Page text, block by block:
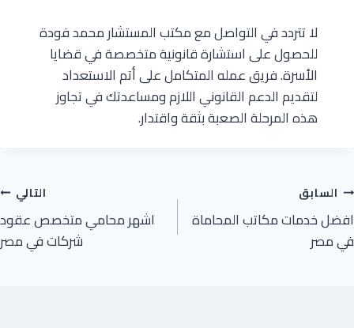
لا تتردد في التواصل مع مكتب المستشار محمد فودة
للحصول على استشارة قانونية متخصصة في قضايا
الأسرة. فريق عمله المتكامل على أتم الاستعداد
لتقديم الدعم القانوني اللازم ومساعدتك في تجاوز
هذه المرحلة الصعبة بثقة واقتدار.
السابق
افضل خدمات مكاتب المحاماة
في مصر
التالي
اشهر محامي متخصص عقود
شركات في مصر